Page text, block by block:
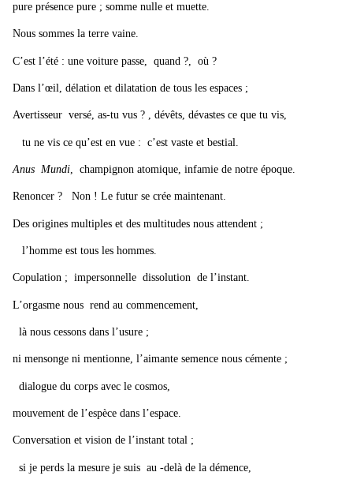
pure présence pure ; somme nulle et muette.
Nous sommes la terre vaine.
C’est l’été : une voiture passe, quand ?, où ?
Dans l’œil, délation et dilatation de tous les espaces ;
Avertisseur versé, as-tu vus ? , dévêts, dévastes ce que tu vis,
tu ne vis ce qu’est en vue : c’est vaste et bestial.
Anus Mundi , champignon atomique, infamie de notre époque.
Renoncer ? Non ! Le futur se crée maintenant.
Des origines multiples et des multitudes nous attendent ;
l’homme est tous les hommes.
Copulation ; impersonnelle dissolution de l’instant.
L’orgasme nous rend au commencement,
là nous cessons dans l’usure ;
ni mensonge ni mentionne, l’aimante semence nous cémente ;
dialogue du corps avec le cosmos,
mouvement de l’espèce dans l’espace.
Conversation et vision de l’instant total ;
si je perds la mesure je suis au -delà de la démence,